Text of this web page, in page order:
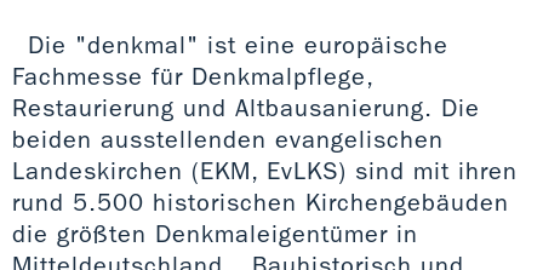
Die "denkmal" ist eine europäische
Fachmesse für Denkmalpflege,
Restaurierung und Altbausanierung. Die
beiden ausstellenden evangelischen
Landeskirchen (EKM, EvLKS) sind mit ihren
rund 5.500 historischen Kirchengebäuden
die größten Denkmaleigentümer in